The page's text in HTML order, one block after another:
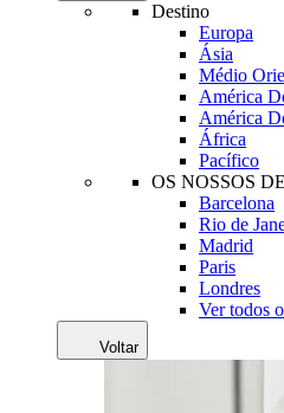
Destino
Europa
Ásia
Médio
América
América
África
Pacífico
OS NOSSOS
Barcelona
Rio de
Madrid
Paris
Londres
Ver todos
Voltar